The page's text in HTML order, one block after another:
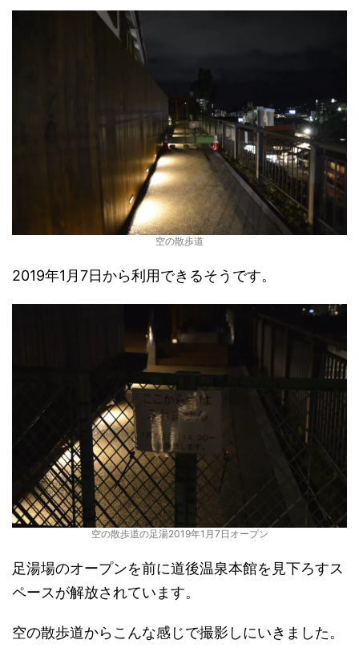
空の散歩道
2019年1月7日から利用できるそうです。
空の散歩道の足湯2019年1月7日オープン
足湯場のオープンを前に道後温泉本館を見下ろすス
ペースが解放されています。
空の散歩道からこんな感じで撮影しにいきました。